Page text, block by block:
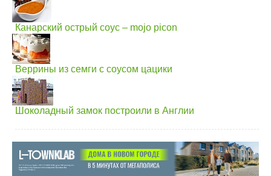
Канарский острый соус – mojo picon
Веррины из семги с соусом цацики
Шоколадный замок построили в Англии